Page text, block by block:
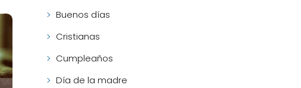
Buenos días
Cristianas
Cumpleaños
Día de la madre